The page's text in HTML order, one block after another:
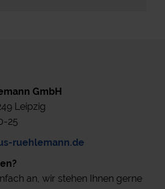
GmbH
Leipzig
25
ruehlemann.de
an, wir stehen Ihnen gerne